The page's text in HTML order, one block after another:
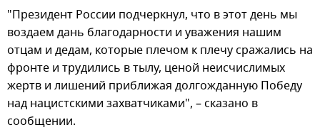
"Президент России подчеркнул, что в этот день мы
воздаем дань благодарности и уважения нашим
отцам и дедам, которые плечом к плечу сражались на
фронте и трудились в тылу, ценой неисчислимых
жертв и лишений приближая долгожданную Победу
над нацистскими захватчиками", – сказано в
сообщении.